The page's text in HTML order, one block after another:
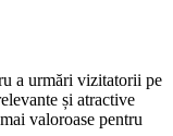
a urmări vizitatorii pe
și atractive
valoroase pentru